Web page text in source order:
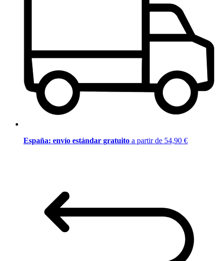
España: envío estándar gratuito a partir de 54,90 €